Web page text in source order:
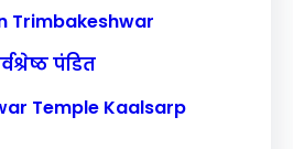
Trimbakeshwar
पंडित
Temple Kaalsarp